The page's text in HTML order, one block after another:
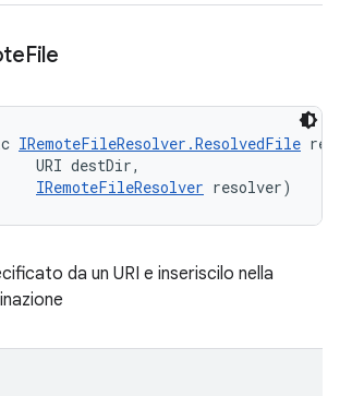
File
IRemoteFileResolver.ResolvedFile
URI destDir,
IRemoteFileResolver resolver)
da un URI e inseriscilo nella